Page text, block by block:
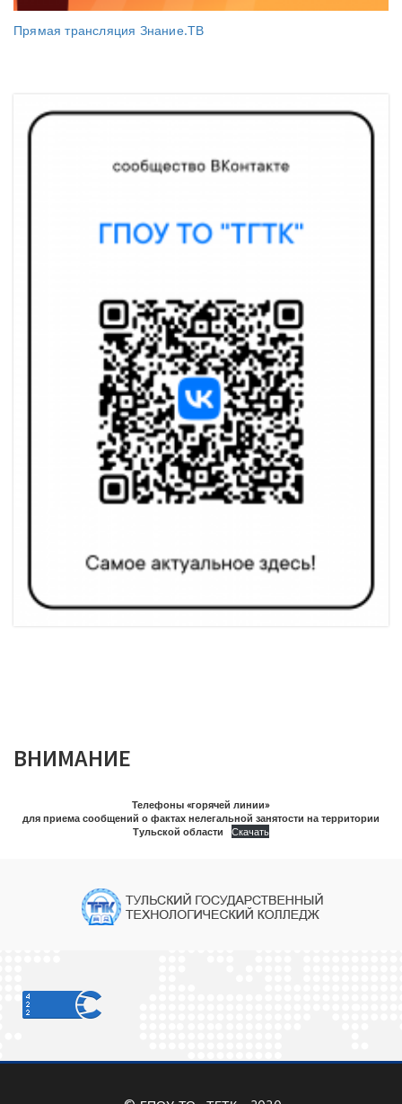
Прямая трансляция Знание.ТВ
ВНИМАНИЕ
Телефоны «горячей линии»
для приема сообщений о фактах нелегальной занятости на территории
Тульской области
Скачать